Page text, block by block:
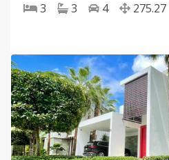
3 3 4 275.27